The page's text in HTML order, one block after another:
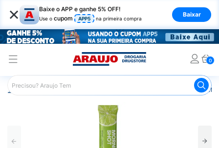
× Baixe o APP e ganhe 5% OFF!
Use o cupom APP5 na primeira compra
Baixar
0
Araujo Saúde e Bem Estar